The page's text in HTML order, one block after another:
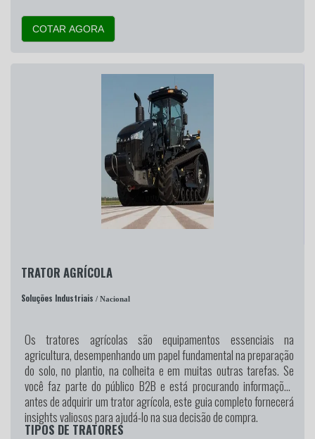
COTAR AGORA
TRATOR AGRÍCOLA
Soluções Industriais / Nacional
Os tratores agrícolas são equipamentos essenciais na
agricultura, desempenhando um papel fundamental na preparação
do solo, no plantio, na colheita e em muitas outras tarefas. Se
você faz parte do público B2B e está procurando informações
antes de adquirir um trator agrícola, este guia completo fornecerá
insights valiosos para ajudá-lo na sua decisão de compra.
TIPOS DE TRATORES